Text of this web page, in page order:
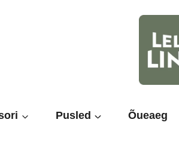
Pusled Õueaeg